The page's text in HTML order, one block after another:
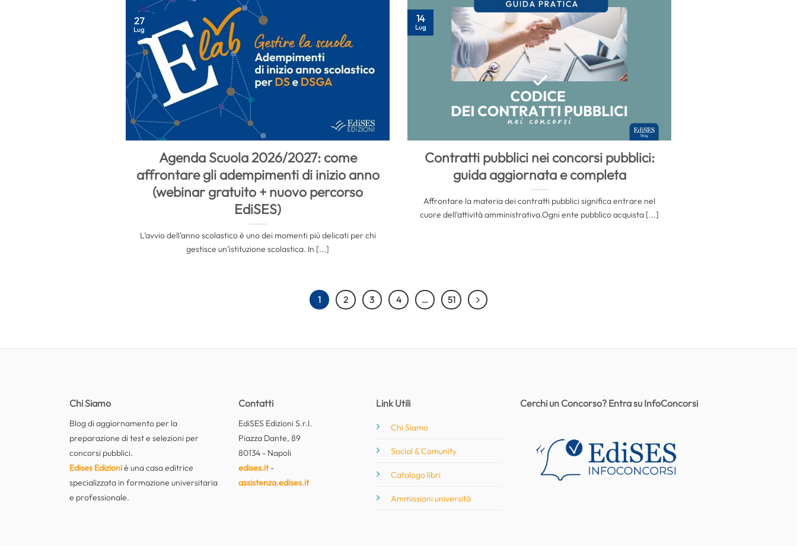
Agenda Scuola 2026/2027: come
affrontare gli adempimenti di inizio anno
(webinar gratuito + nuovo percorso
EdiSES)
L’avvio dell’anno scolastico è uno dei momenti più delicati per chi
gestisce un’istituzione scolastica. In [...]
27
Lug
Contratti pubblici nei concorsi pubblici:
guida aggiornata e completa
Affrontare la materia dei contratti pubblici significa entrare nel
cuore dell’attività amministrativa.Ogni ente pubblico acquista [...]
14
Lug
1 2 3 4 … 51
Chi Siamo
Blog di aggiornamento per la
preparazione di test e selezioni per
concorsi pubblici.
Edises Edizioniè una casa editrice
specializzata in formazione universitaria
e professionale.
Contatti
EdiSES Edizioni S.r.l.
Piazza Dante, 89
80134 - Napoli
edises.it-
assistenza.edises.it
Link Utili
Chi Siamo
Social & Comunity
Catalogo libri
Ammissioni università
Cerchi un Concorso? Entra su InfoConcorsi